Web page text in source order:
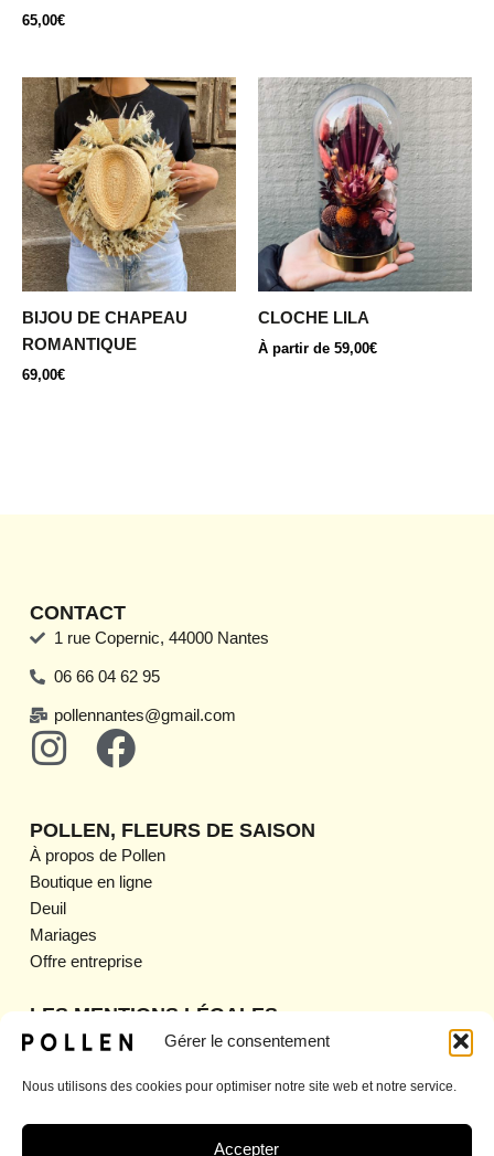
Gérer le consentement
Nous utilisons des cookies pour optimiser notre site web et notre service.
Accepter
65,00€
produit
BIJOU DE CHAPEAU
ROMANTIQUE
69,00€
CLOCHE LILA
À partir de 59,00€
Ce
produit
a
plusieurs
variations.
Les
options
peuvent
choisies
sur
CONTACT
1 rue Copernic, 44000 Nantes
06 66 04 62 95
pollennantes@gmail.com
I
s
t
a
g
a
m
F
c
e
b
o
k
POLLEN, FLEURS DE SAISON
À propos de Pollen
Boutique en ligne
Deuil
Mariages
Offre entreprise
LES MENTIONS LÉGALES
Mentions légales
CGU
Politique de retour et de remboursement